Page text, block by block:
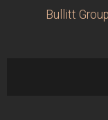
Bullitt Group